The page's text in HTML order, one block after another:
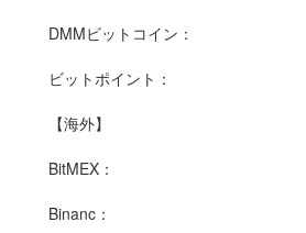
DMMビットコイン：
ビットポイント：
【海外】
BitMEX：
Binanc：